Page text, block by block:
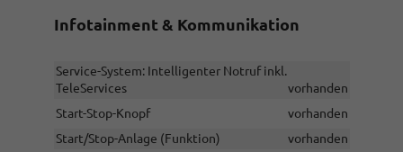
Infotainment & Kommunikation
Service-System: Intelligenter Notruf inkl.
TeleServices
vorhanden
Start-Stop-Knopf
vorhanden
Start/Stop-Anlage (Funktion)
vorhanden